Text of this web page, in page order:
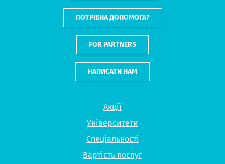
Акції
Університети
Спеціальності
Вартість послуг
ПОТРІБНА ДОПОМОГА?
FOR PARTNERS
НАПИСАТИ НАМ